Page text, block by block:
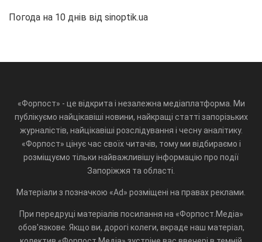
Погода на 10 днів від sinoptik.ua
«Форпост» - це відкрита і незалежна медіаплатформа. Ми
публікуємо найцікавіші новини, найкращі статті запорізьких
журналістів, найцікавіші розслідування і чесну аналітику.
«Форпост» цінує час своїх читачів, тому ми відбираємо і
розміщуємо тільки найважливішу інформацію про події
Запоріжжя та області.
Матеріали з позначкою «Ad» розміщені на правах реклами.
При передруці матеріалів посилання на «Форпост.Медіа»
обов'язкове. Якщо ви, дорогі колеги, вкраде наш матеріал,